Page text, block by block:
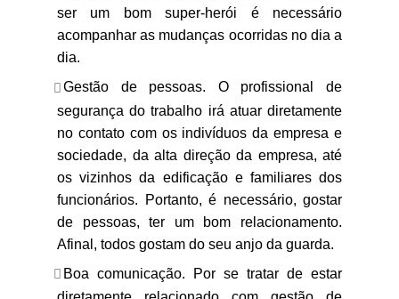
ser um bom super-herói é necessário
acompanhar as mudanças ocorridas no dia a
dia.
Gestão de pessoas. O profissional de
segurança do trabalho irá atuar diretamente
no contato com os indivíduos da empresa e
sociedade, da alta direção da empresa, até
os vizinhos da edificação e familiares dos
funcionários. Portanto, é necessário, gostar
de pessoas, ter um bom relacionamento.
Afinal, todos gostam do seu anjo da guarda.
Boa comunicação. Por se tratar de estar